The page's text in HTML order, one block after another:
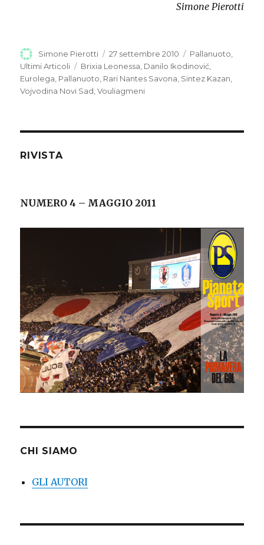
Simone Pierotti
Autore
Simone Pierotti
Pubblicato
il
27 settembre 2010 Categorie
Pallanuoto
Ultimi Articoli
Tag
Brixia Leonessa, Danilo Ikodinović,
Eurolega, Pallanuoto, Rari Nantes Savona, Sintez Kazan,
Vojvodina Novi Sad,Vouliagmeni
RIVISTA
NUMERO 4 – MAGGIO 2011
CHI SIAMO
GLI AUTORI